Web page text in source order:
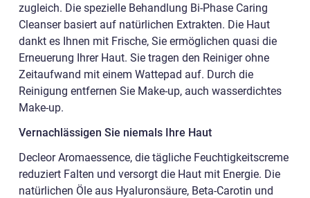
zugleich. Die spezielle Behandlung Bi-Phase Caring
Cleanser basiert auf natürlichen Extrakten. Die Haut
dankt es Ihnen mit Frische, Sie ermöglichen quasi die
Erneuerung Ihrer Haut. Sie tragen den Reiniger ohne
Zeitaufwand mit einem Wattepad auf. Durch die
Reinigung entfernen Sie Make-up, auch wasserdichtes
Make-up.
Vernachlässigen Sie niemals Ihre Haut
Decleor Aromaessence, die tägliche Feuchtigkeitscreme
reduziert Falten und versorgt die Haut mit Energie. Die
natürlichen Öle aus Hyaluronsäure, Beta-Carotin und